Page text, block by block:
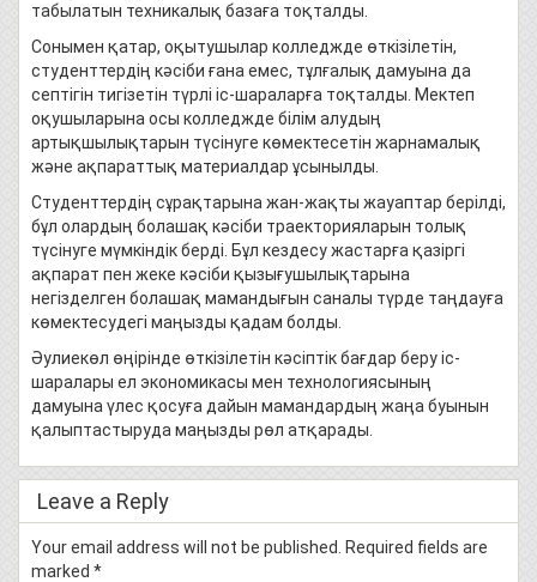
табылатын техникалық базаға тоқталды.
Сонымен қатар, оқытушылар колледжде өткізілетін,
студенттердің кәсіби ғана емес, тұлғалық дамуына да
септігін тигізетін түрлі іс-шараларға тоқталды. Мектеп
оқушыларына осы колледжде білім алудың
артықшылықтарын түсінуге көмектесетін жарнамалық
және ақпараттық материалдар ұсынылды.
Студенттердің сұрақтарына жан-жақты жауаптар берілді,
бұл олардың болашақ кәсіби траекторияларын толық
түсінуге мүмкіндік берді. Бұл кездесу жастарға қазіргі
ақпарат пен жеке кәсіби қызығушылықтарына
негізделген болашақ мамандығын саналы түрде таңдауға
көмектесудегі маңызды қадам болды.
Әулиекөл өңірінде өткізілетін кәсіптік бағдар беру іс-
шаралары ел экономикасы мен технологиясының
дамуына үлес қосуға дайын мамандардың жаңа буынын
қалыптастыруда маңызды рөл атқарады.
Leave a Reply
Your email address will not be published.
Required fields are
marked *